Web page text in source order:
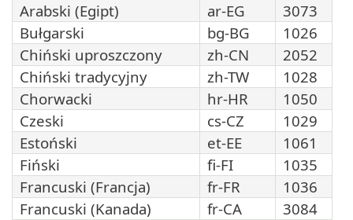
Arabski (Egipt) ar-EG
3073
Bułgarski
bg-BG
1026
Chiński uproszczony
zh-CN
2052
Chiński tradycyjny
zh-TW
1028
Chorwacki
hr-HR
1050
Czeski
cs-CZ
1029
Estoński
et-EE
1061
Fiński
fi-FI
1035
Francuski (Francja)
fr-FR
1036
Francuski (Kanada)
fr-CA
3084